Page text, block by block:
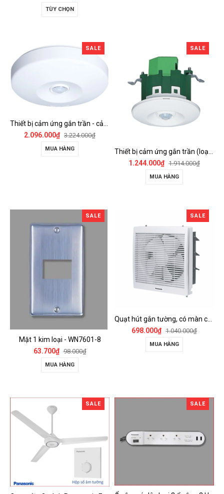
TÙY CHỌN
SALE
2.096.000₫ 3.224.000₫
MUA HÀNG
SALE
1.244.000₫ 1.914.000₫
MUA HÀNG
SALE
Mặt 1 kim loại - WN7601-8
63.700₫ 98.000₫
MUA HÀNG
SALE
698.000₫ 1.040.000₫
MUA HÀNG
SALE SALE